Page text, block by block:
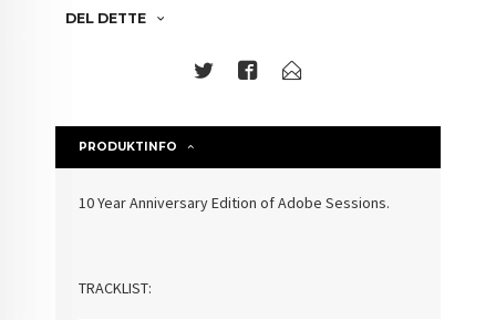
DEL DETTE
PRODUKTINFO
10 Year Anniversary Edition of Adobe Sessions.
TRACKLIST: